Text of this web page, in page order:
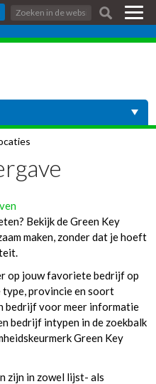
Zoeken:
Bekijk de Green Key
maken, zonder dat je hoeft
op jouw favoriete bedrijf op
provincie en soort
bedrijf voor meer informatie
bedrijf intypen in de zoekbalk
Green Key
zijn in zowel lijst- als